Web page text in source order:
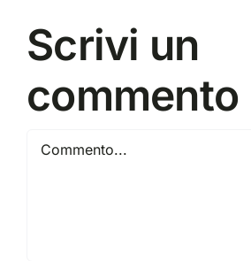
Scrivi un
commento
Commento